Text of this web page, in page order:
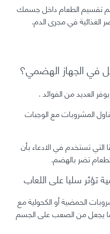
تقسيم الطعام داخل جسمك
في مجرى الدم.
الجهاز الهضمي؟
العديد منالفوائد.
المشروبات مع الوجبات
التي تستخدم في الادعاء بأن
تضر بالهضم.
تؤثر سلبا على اللعاب
الحمضية أوالكحوليةمع
يجعل من الصعب على الجسم